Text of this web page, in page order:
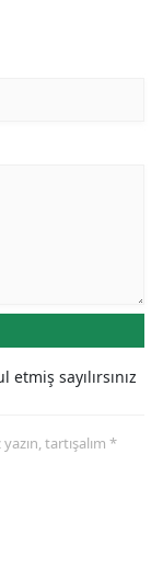
sayılırsınız
tartışalım *